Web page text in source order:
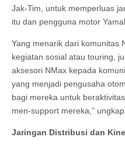
Jak-Tim, untuk memperluas
itu dan pengguna motor
Yang menarik dari komunitas
kegiatan sosial atau touring,
aksesori NMax kepada
yang menjadi pengusaha
bagi mereka untuk
men-support mereka,”
Jaringan Distribusi dan